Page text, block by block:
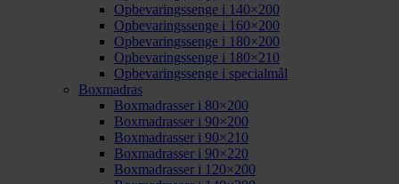
Opbevaringssenge i 140×200
Opbevaringssenge i 160×200
Opbevaringssenge i 180×200
Opbevaringssenge i 180×210
Opbevaringssenge i specialmål
Boxmadras
Boxmadrasser i 80×200
Boxmadrasser i 90×200
Boxmadrasser i 90×210
Boxmadrasser i 90×220
Boxmadrasser i 120×200